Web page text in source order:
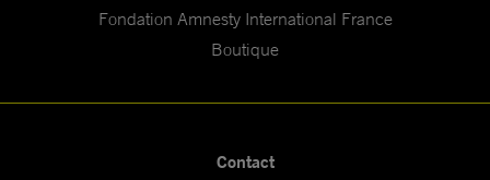
Fondation Amnesty International France
Boutique
Contact